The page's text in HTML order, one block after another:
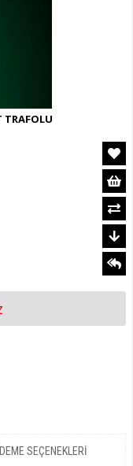
TRAFOLU
SEÇENEKLERI